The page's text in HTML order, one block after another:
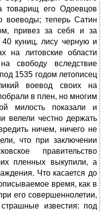
товарищ его Одоевцов
воеводы; теперь Сатин
привез за себя и за
куниц, лису черную и
на литовские области
свободу вследствие
1535 годом летописец
воевод своих на
в плен, но многим
милость показали и
велели честно держать
ничем, ничего не
что при заключении
правительство
пленных выкупили, а
Что касается до
время, как в
его совершеннолетии,
известия: под